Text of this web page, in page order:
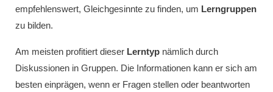
empfehlenswert, Gleichgesinnte zu finden, um Lerngruppen
zu bilden.
Am meisten profitiert dieser Lerntyp nämlich durch
Diskussionen in Gruppen. Die Informationen kann er sich am
besten einprägen, wenn er Fragen stellen oder beantworten